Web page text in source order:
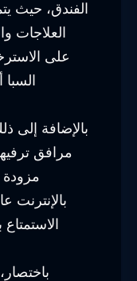
الفندق، حيث
العلاجات
على
بالإضافة إلى
مرافق
مزودة
بالإنترنت